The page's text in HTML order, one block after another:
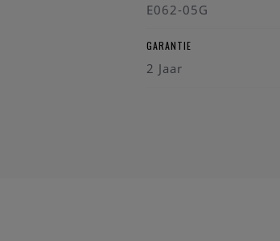
E062-05G
GARANTIE
2 Jaar